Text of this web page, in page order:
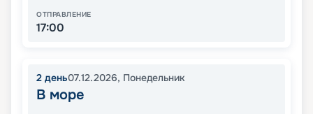
ОТПРАВЛЕНИЕ
17:00
2 день07.12.2026, Понедельник
В море